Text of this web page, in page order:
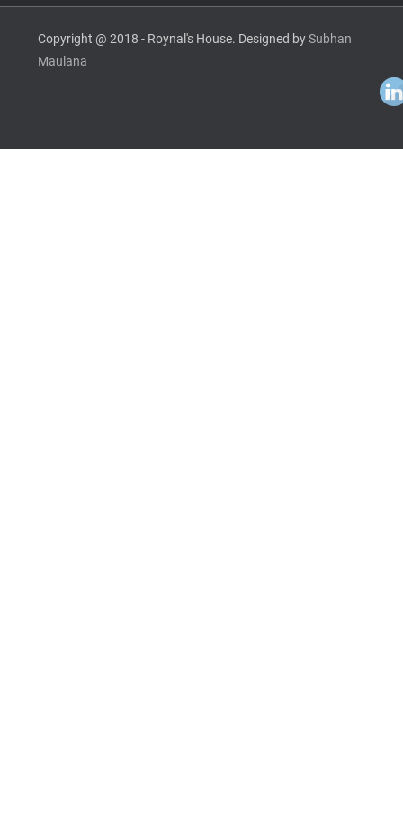
Copyright @ 2018 - Roynal's House. Designed bySubhan
Maulana